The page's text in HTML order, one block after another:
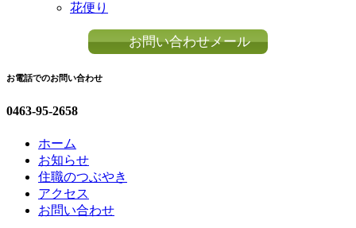
花便り
お問い合わせメール
お電話でのお問い合わせ
0463-95-2658
ホーム
お知らせ
住職のつぶやき
アクセス
お問い合わせ